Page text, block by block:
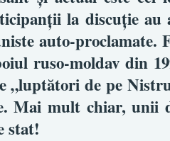
la discuţie au
auto-proclamate.
ruso-moldav din
„luptători de pe
Mai mult chiar,
stat!